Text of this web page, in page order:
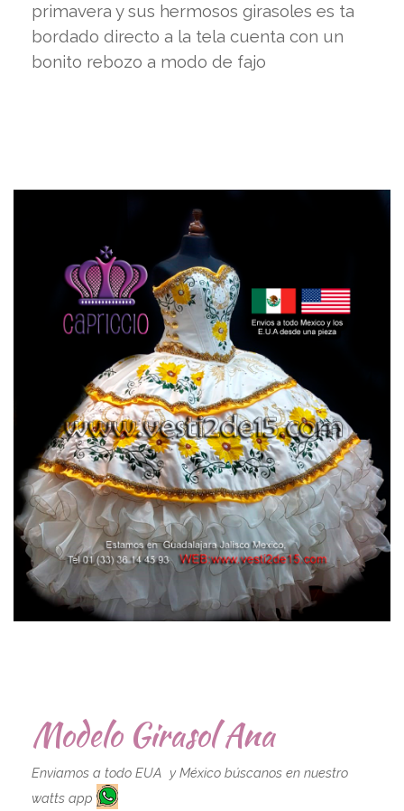
primavera y sus hermosos girasoles es ta
bordado directo a la tela cuenta con un
bonito rebozo a modo de fajo
Modelo Girasol Ana
Enviamos a todo EUA y México búscanos en nuestro
watts app